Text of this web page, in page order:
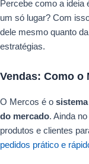
Percebe como a ideia
um só lugar? Com
dele mesmo quanto
estratégias.
Vendas: Como o
O Mercos é o
do mercado. Ainda
produtos e clientes
pedidos prático e